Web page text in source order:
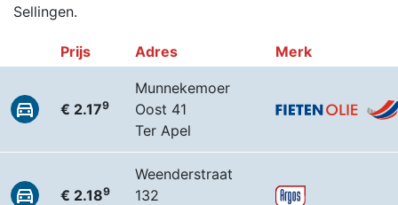
Sellingen.
Prijs Adres Merk
€ 2.179
Munnekemoer
Oost 41
Ter Apel
€ 2.189
Weenderstraat
132